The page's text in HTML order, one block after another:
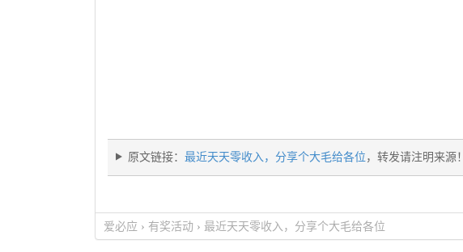
原文链接： 最近天天零收入，分享个大毛给各位 ，转发请注明来源！
爱必应 › 有奖活动 › 最近天天零收入，分享个大毛给各位